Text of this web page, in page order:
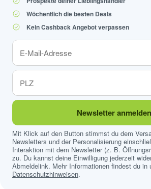
Wöchentlich die besten Deals
Kein Cashback Angebot verpassen
Newsletter anmelden
Mit Klick auf den Button stimmst du dem
Newsletters und der Personalisierung
Interaktion mit dem Newsletter (z. B.
zu. Du kannst deine Einwilligung jederzeit
Abmeldelink. Mehr Informationen findest du in
Datenschutzhinweisen.